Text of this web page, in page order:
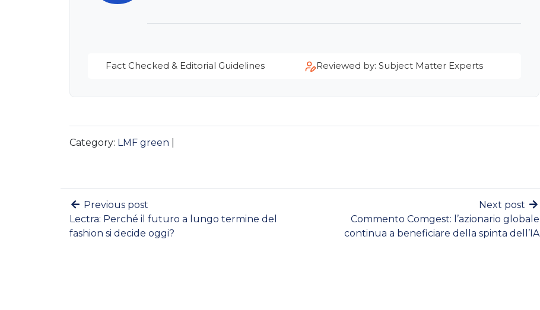
Fact Checked & Editorial Guidelines Reviewed by: Subject Matter Experts
Category: LMF green
Previous post
Lectra: Perché il futuro a lungo termine del
fashion si decide oggi?
Next post
Commento Comgest: l’azionario globale
continua a beneficiare della spinta dell’IA